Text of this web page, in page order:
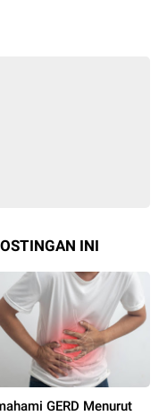
INI
GERD Menurut